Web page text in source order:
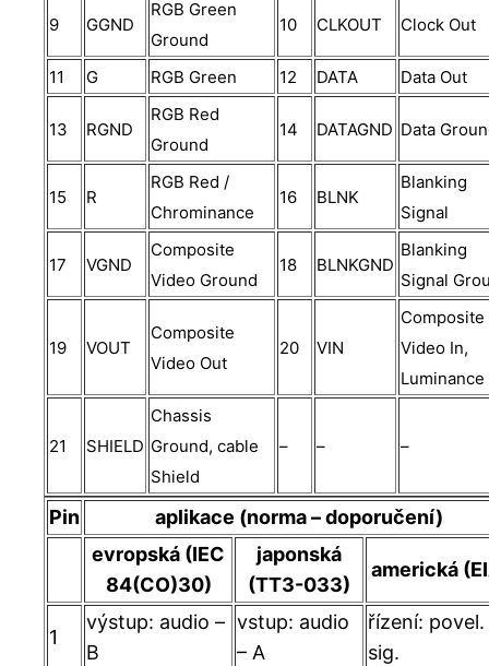
9 GGND
RGB Green
Ground
10 CLKOUT Clock Out
11 G RGB Green 12 DATA Data Out
13 RGND
RGB Red
Ground
14 DATAGND Data
15 R
RGB Red /
Chrominance
16 BLNK
Blanking
Signal
17 VGND
Composite
Video Ground
18 BLNKGND
Blanking
Signal
19 VOUT
Composite
Video Out
20 VIN
Composite
Video In,
Luminance
21 SHIELD
Chassis
Ground, cable
Shield
– – –
Pin
aplikace (norma – doporučení)
evropská (IEC
84(CO)30)
japonská
(TT3-033)
americká
1
výstup: audio –
B
vstup: audio
– A
řízení: povel.
sig.